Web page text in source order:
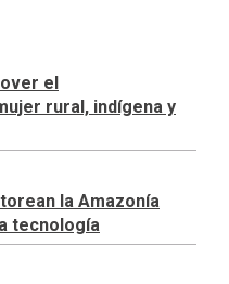
el
rural, indígena y
la Amazonía
tecnología